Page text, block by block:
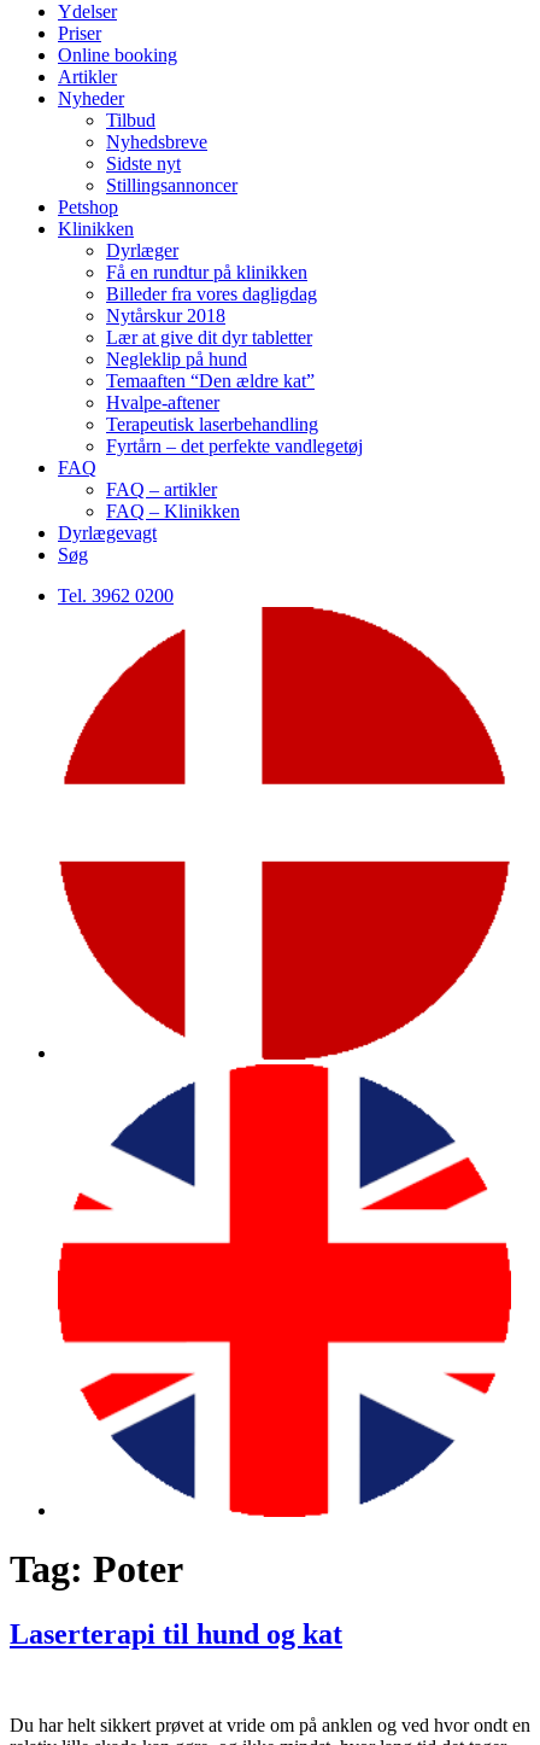
Ydelser
Priser
Online booking
Artikler
Nyheder
Tilbud
Nyhedsbreve
Sidste nyt
Stillingsannoncer
Petshop
Klinikken
Dyrlæger
Få en rundtur på klinikken
Billeder fra vores dagligdag
Nytårskur 2018
Lær at give dit dyr tabletter
Negleklip på hund
Temaaften “Den ældre kat”
Hvalpe-aftener
Terapeutisk laserbehandling
Fyrtårn – det perfekte vandlegetøj
FAQ
FAQ – artikler
FAQ – Klinikken
Dyrlægevagt
Søg
Tel. 3962 0200
Tag: Poter
Laserterapi til hund og kat
Du har helt sikkert prøvet at vride om på anklen og ved hvor ondt en